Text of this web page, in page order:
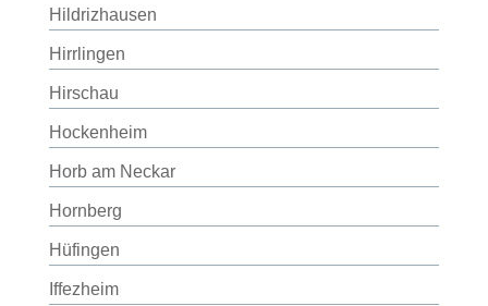
Hildrizhausen
Hirrlingen
Hirschau
Hockenheim
Horb am Neckar
Hornberg
Hüfingen
Iffezheim